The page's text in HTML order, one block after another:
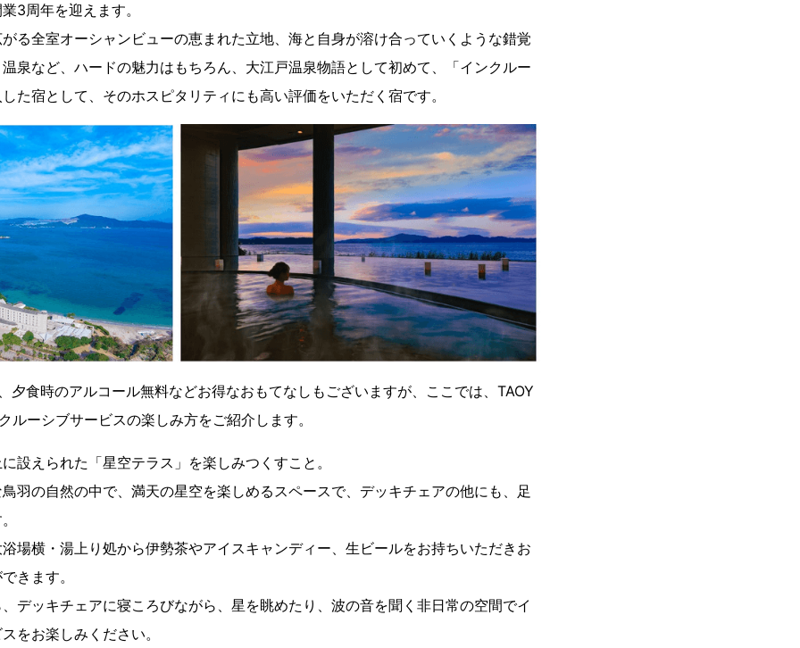
3周年を迎えます。
る全室オーシャンビューの恵まれた立地、海と自身が溶け合っていくような錯覚
泉など、ハードの魅力はもちろん、大江戸温泉物語として初めて、「インクルー
た宿として、そのホスピタリティにも高い評価をいただく宿です。
夕食時のアルコール無料などお得なおもてなしもございますが、ここでは、TAOY
ルーシブサービスの楽しみ方をご紹介します。
設えられた「星空テラス」を楽しみつくすこと。
羽の自然の中で、満天の星空を楽しめるスペースで、デッキチェアの他にも、足
場横・湯上り処から伊勢茶やアイスキャンディー、生ビールをお持ちいただきお
きます。
デッキチェアに寝ころびながら、星を眺めたり、波の音を聞く非日常の空間でイ
をお楽しみください。